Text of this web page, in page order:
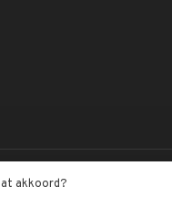
akkoord?